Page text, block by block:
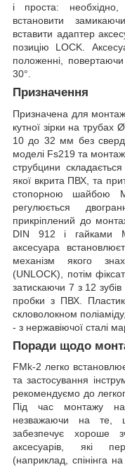
і проста:
встановити
вставити адаптер
позицію LOCK.
положенні,
30°.
Призначення
Призначена для
кутної зірки на
10 до 32 мм без
моделі Fs219 та
струбцини
якої вкрита ПВХ, та
стопорною шайбою
регулюється
прикріплений до
DIN 912 і гайками
аксесуара
механізм якого
(UNLOCK), потім
затискаючи 7 з 12
пробки з ПВХ.
скловолокном
- з нержавіючої сталі
Поради щодо
FMk-2 легко
та застосування
рекомендуємо до
Під час монтажу
незважаючи на те,
забезпечує хороше
аксесуарів, які
(наприклад, спінінга